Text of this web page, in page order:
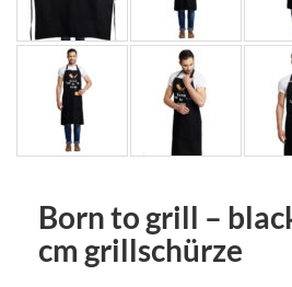
Born to grill –
cm grillschürze